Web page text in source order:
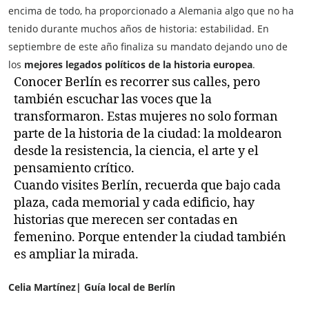
encima de todo, ha proporcionado a Alemania algo que no ha
tenido durante muchos años de historia: estabilidad. En
septiembre de este año finaliza su mandato dejando uno de
los mejores legados políticos de la historia europea.
Conocer Berlín es recorrer sus calles, pero
también escuchar las voces que la
transformaron. Estas mujeres no solo forman
parte de la historia de la ciudad: la moldearon
desde la resistencia, la ciencia, el arte y el
pensamiento crítico.
Cuando visites Berlín, recuerda que bajo cada
plaza, cada memorial y cada edificio, hay
historias que merecen ser contadas en
femenino. Porque entender la ciudad también
es ampliar la mirada.
Celia Martínez| Guía local de Berlín